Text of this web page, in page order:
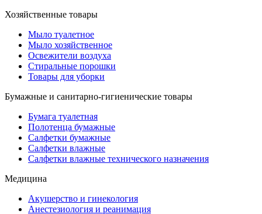
Хозяйственные товары
Мыло туалетное
Мыло хозяйственное
Освежители воздуха
Стиральные порошки
Товары для уборки
Бумажные и санитарно-гигиенические товары
Бумага туалетная
Полотенца бумажные
Салфетки бумажные
Салфетки влажные
Салфетки влажные технического назначения
Медицина
Акушерство и гинекология
Анестезиология и реанимация